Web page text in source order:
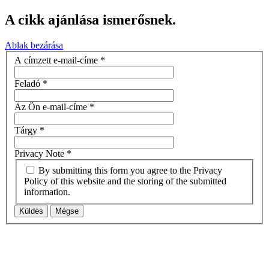
A cikk ajánlása ismerősnek.
Ablak bezárása
A címzett e-mail-címe *
Feladó *
Az Ön e-mail-címe *
Tárgy *
Privacy Note *
Policy of this website and the storing of the submitted
information.
Küldés Mégse